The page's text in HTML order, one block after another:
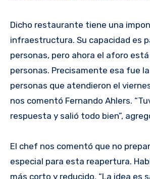
Dicho restaurante tiene una
infraestructura. Su capacidad es
personas, pero ahora el aforo
personas. Precisamente esa fue
personas que atendieron el
nos comentó Fernando Ahlers.
respuesta y salió todo bien”,
El chef nos comentó que no
especial para esta reapertura.
más corto y reducido. “La idea es